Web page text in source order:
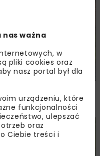
UE
WIADOMOŚCI
ważna
w
pliki cookies oraz
nasz portal był dla
urządzeniu, które
funkcjonalności
ulepszać
oraz
Ciebie treści i